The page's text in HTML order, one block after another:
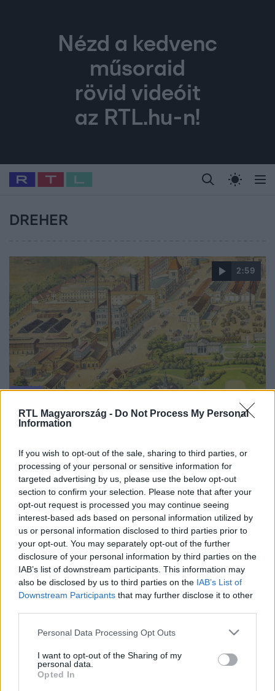
RTL Magyarország - Do Not Process My Personal
Information
If you wish to opt-out of the sale, sharing to third parties, or
processing of your personal or sensitive information for
targeted advertising by us, please use the below opt-out
section to confirm your selection. Please note that after your
opt-out request is processed you may continue seeing
interest-based ads based on personal information utilized by
us or personal information disclosed to third parties prior to
your opt-out. You may separately opt-out of the further
disclosure of your personal information by third parties on the
IAB’s list of downstream participants. This information may
also be disclosed by us to third parties on the IAB’s List of
Downstream Participants that may further disclose it to other
Please note that this website/app uses one or more Google
not limited to your visit or usage behaviour. You may click to
grant or deny consent to Google and its third-party tags to
use your data for below specified purposes in below Google
Personal Data Processing Opt Outs
I want to opt-out of the Sharing of my
personal data.
Opted In
Nézd a kedvenc
műsoraid
rövid videóit
az RTL.hu-n!
Legfrissebb RTL Híradó Randi Celeb vagyok,
Babits Marcella Most Wanted Gallusz
DREHER
2:59
Fókusz
2023. június 10. 18:13
„Egy vezetőnek soha nem a jelenben, hanem a
család törtnetéről szóló regény
A Dreher család története ihlette Iglódi Csaba
családregényét. Túléltek háborúkat, forradalmakat,
válságokat, és talpon vannak, tehát valamit tudhattak,
gondolta Iglódi, aki gazdasági- és kommunikációs
szakember lévén még sosem írt regényt. Mivel azonban
sokan mondták neki, hogy ideje lenne, megpróbálta.
Véletlenek vezettek oda, hogy pont a Dreher család
történetét választotta, és nem is volt könnyű dolga. A
regény korosztálytól függetlenül, mindenkinek szól, az író,
7:04